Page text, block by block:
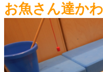
お魚さん達か